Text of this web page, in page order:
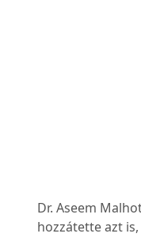
Dr. Aseem
hozzátette azt